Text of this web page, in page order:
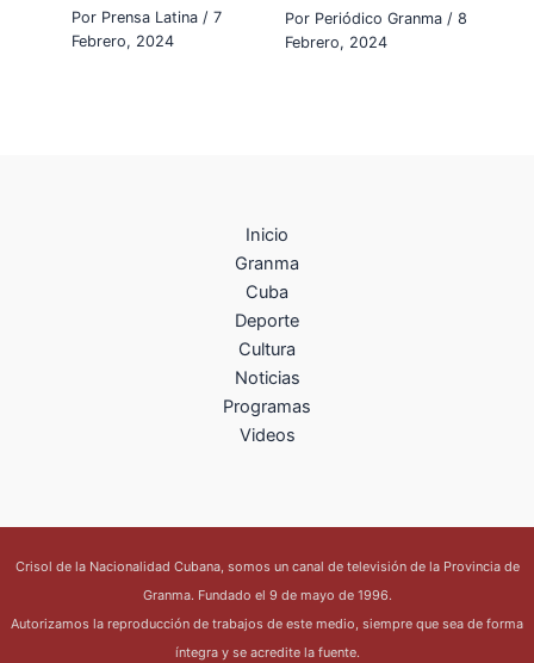
Por Prensa Latina/7
Febrero, 2024
Por Periódico Granma / 8
Febrero, 2024
Inicio
Granma
Cuba
Deporte
Cultura
Noticias
Programas
Videos
Crisol de la Nacionalidad Cubana, somos un canal de televisión de la Provincia de
Granma. Fundado el 9 de mayo de 1996.
Autorizamos la reproducción de trabajos de este medio, siempre que sea de forma
íntegra y se acredite la fuente.